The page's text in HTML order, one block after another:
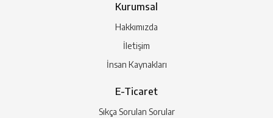
Kurumsal
Hakkımızda
İletişim
İnsan Kaynakları
E-Ticaret
Sıkça Sorulan Sorular